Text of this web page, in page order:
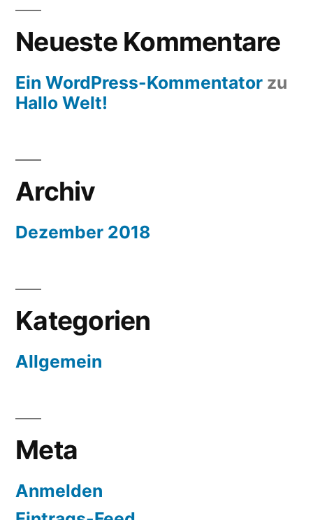
Neueste Kommentare
Ein WordPress-Kommentator zu
Hallo Welt!
Archiv
Dezember 2018
Kategorien
Allgemein
Meta
Anmelden